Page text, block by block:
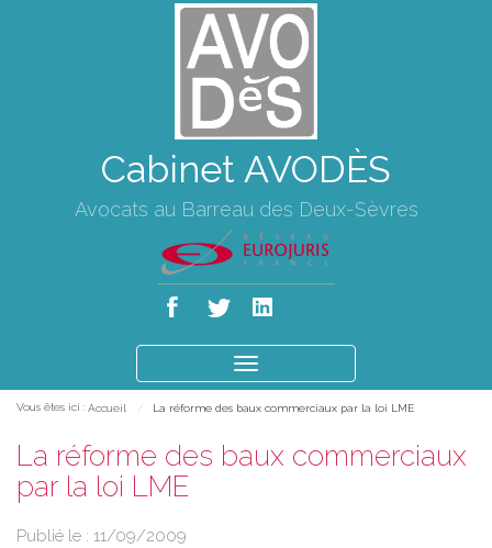
Cabinet AVODÈS
Avocats au Barreau des Deux-Sèvres
le
Vous êtes ici : Accueil La réforme des baux commerciaux par la loi LME
La réforme des baux commerciaux
par la loi LME
Publié le : 11/09/2009